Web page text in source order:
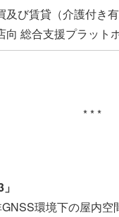
び賃貸（介護付き
向 総合支援プラット
* * *
環境下の屋内空